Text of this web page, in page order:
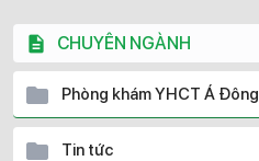
CHUYÊN NGÀNH
Phòng khám YHCT Á Đông
Tin tức